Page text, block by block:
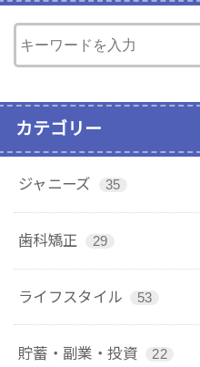
カテゴリー
ジャニーズ 35
歯科矯正 29
ライフスタイル 53
貯蓄・副業・投資 22